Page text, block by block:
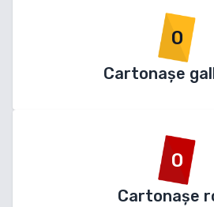
0
Cartonașe
0
Cartonașe